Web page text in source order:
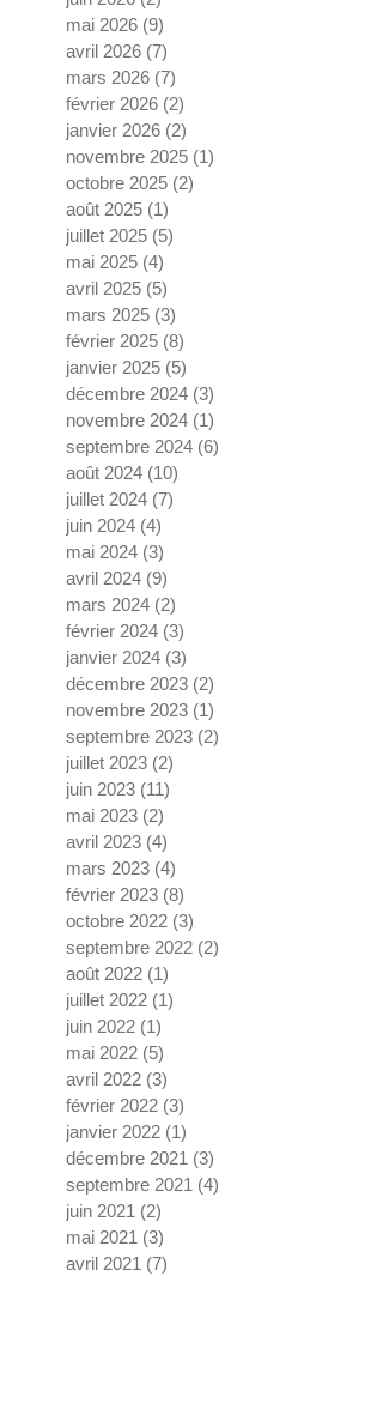
mai 2026 (9)
avril 2026 (7)
mars 2026 (7)
février 2026 (2)
janvier 2026 (2)
novembre 2025 (1)
octobre 2025 (2)
août 2025 (1)
juillet 2025 (5)
mai 2025 (4)
avril 2025 (5)
mars 2025 (3)
février 2025 (8)
janvier 2025 (5)
décembre 2024 (3)
novembre 2024 (1)
septembre 2024 (6)
août 2024 (10)
juillet 2024 (7)
juin 2024 (4)
mai 2024 (3)
avril 2024 (9)
mars 2024 (2)
février 2024 (3)
janvier 2024 (3)
décembre 2023 (2)
novembre 2023 (1)
septembre 2023 (2)
juillet 2023 (2)
juin 2023 (11)
mai 2023 (2)
avril 2023 (4)
mars 2023 (4)
février 2023 (8)
octobre 2022 (3)
septembre 2022 (2)
août 2022 (1)
juillet 2022 (1)
juin 2022 (1)
mai 2022 (5)
avril 2022 (3)
février 2022 (3)
janvier 2022 (1)
décembre 2021 (3)
septembre 2021 (4)
juin 2021 (2)
mai 2021 (3)
avril 2021 (7)